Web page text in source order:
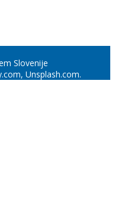
Slovenije
Unsplash.com.